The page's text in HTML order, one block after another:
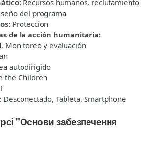
: Recursos humanos, reclutamiento
del programa
: Proteccion
de la acción humanitaria:
Monitoreo y evaluación
autodirigido
the Children
: Desconectado, Tableta, Smartphone
"Основи забезпечення